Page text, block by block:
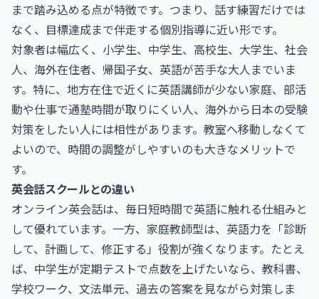
まで踏み込める点が特徴です。つまり、話す練習だけでは
なく、目標達成まで伴走する個別指導に近い形です。
対象者は幅広く、小学生、中学生、高校生、大学生、社会
人、海外在住者、帰国子女、英語が苦手な大人までいま
す。特に、地方在住で近くに英語講師が少ない家庭、部活
動や仕事で通塾時間が取りにくい人、海外から日本の受験
対策をしたい人には相性があります。教室へ移動しなくて
よいので、時間の調整がしやすいのも大きなメリットで
す。
英会話スクールとの違い
オンライン英会話は、毎日短時間で英語に触れる仕組みと
して優れています。一方、家庭教師型は、英語力を「診断
して、計画して、修正する」役割が強くなります。たとえ
ば、中学生が定期テストで点数を上げたいなら、教科書、
学校ワーク、文法単元、過去の答案を見ながら対策しま